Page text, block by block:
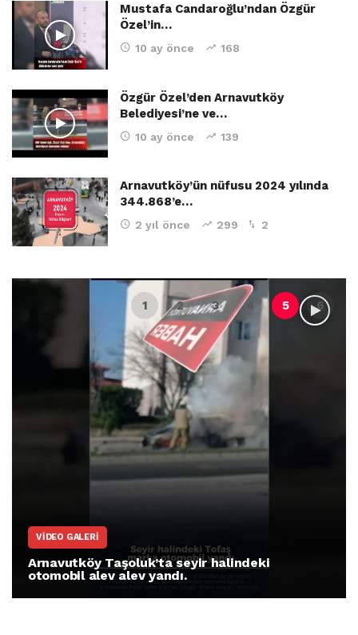
Mustafa Candaroğlu’ndan Özgür
Özel’in…
10 ay önce 168
Özgür Özel’den Arnavutköy
Belediyesi’ne ve…
10 ay önce 139
Arnavutköy’ün nüfusu 2024 yılında
344.868’e…
2 yıl önce 299 2
VIDEO GALERI
Arnavutköy Taşoluk’ta seyir halindeki
otomobil alev alev yandı.